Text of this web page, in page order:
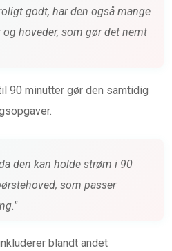
godt, har den også mange
hoveder, som gør det nemt
90 minutter gør den samtidig
den kan holde strøm i 90
som passer
blandt andet